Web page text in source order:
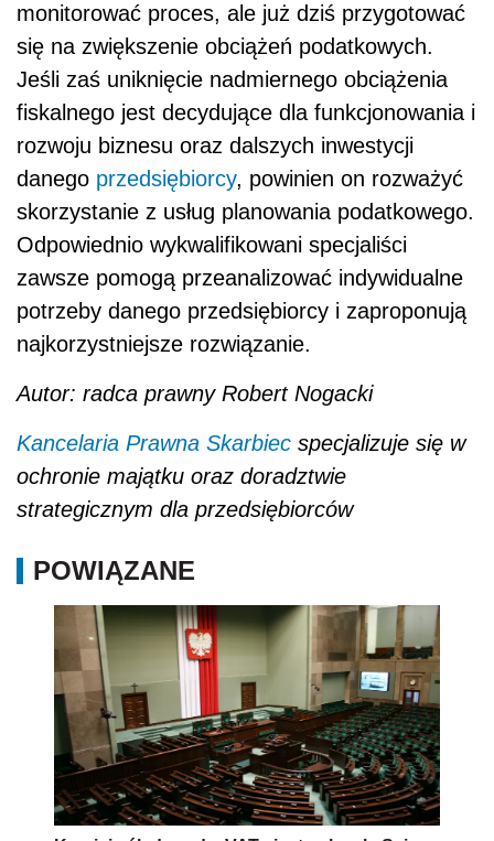
monitorować proces, ale już dziś przygotować
się na zwiększenie obciążeń podatkowych.
Jeśli zaś uniknięcie nadmiernego obciążenia
fiskalnego jest decydujące dla funkcjonowania i
rozwoju biznesu oraz dalszych inwestycji
danego przedsiębiorcy, powinien on rozważyć
skorzystanie z usług planowania podatkowego.
Odpowiednio wykwalifikowani specjaliści
zawsze pomogą przeanalizować indywidualne
potrzeby danego przedsiębiorcy i zaproponują
najkorzystniejsze rozwiązanie.
Autor: radca prawny Robert Nogacki
Kancelaria Prawna Skarbiec specjalizuje się w
ochronie majątku oraz doradztwie
strategicznym dla przedsiębiorców
POWIĄZANE